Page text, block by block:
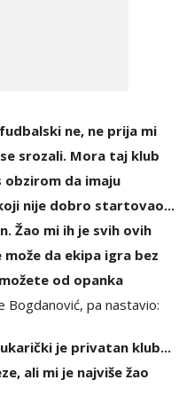
ne, ne prija mi
srozali. Mora taj klub
obzirom da imaju
nije dobro startovao...
Žao mi ih je svih ovih
da ekipa igra bez
od opanka
Bogdanović, pa nastavio:
je privatan klub...
ali mi je najviše žao